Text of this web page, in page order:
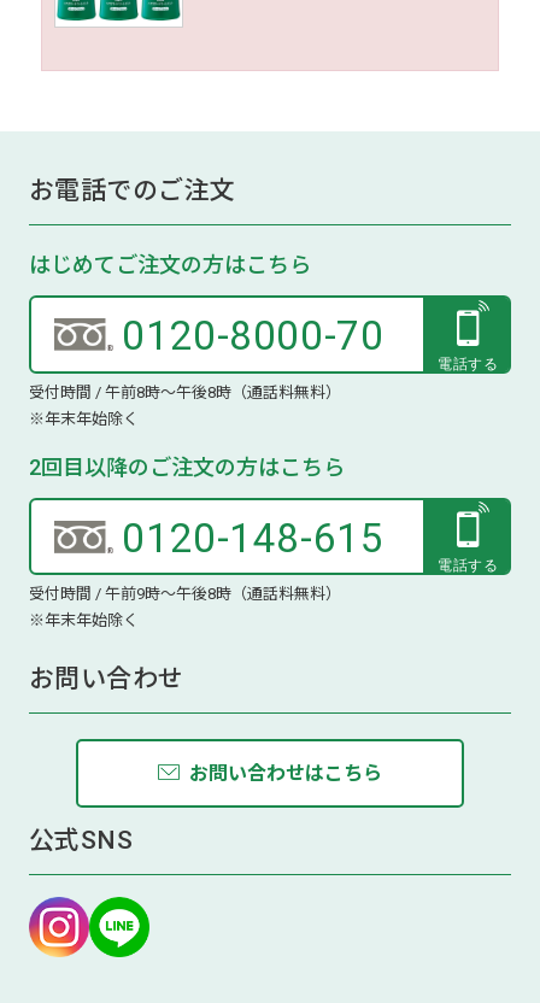
お電話でのご注文
はじめてご注文の方はこちら
0120-8000-70
受付時間 / 午前8時～午後8時（通話料無料）
※年末年始除く
2回目以降のご注文の方はこちら
0120-148-615
受付時間 / 午前9時～午後8時（通話料無料）
※年末年始除く
お問い合わせ
お問い合わせはこちら
公式SNS